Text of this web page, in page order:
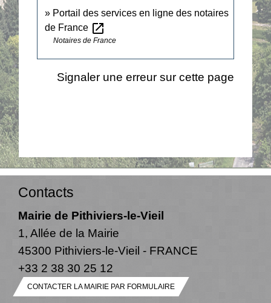
Portail des services en ligne des notaires
de France open_in_new
Notaires de France
Signaler une erreur sur cette page
Contacts
Mairie de Pithiviers-le-Vieil
1, Allée de la Mairie
45300 Pithiviers-le-Vieil - FRANCE
+33 2 38 30 25 12
CONTACTER LA MAIRIE PAR FORMULAIRE